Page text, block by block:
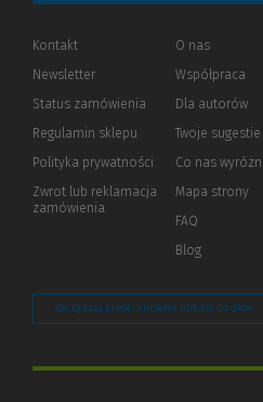
Kontakt
Newsletter
Status zamówienia
Regulamin sklepu
Polityka prywatności (Nowe
(Link
innej
Zwrot lub reklamacja
zamówienia
O nas
Współpraca
Dla autorów
Twoje sugestie
Co nas
Mapa strony
FAQ
Blog
Zarządzaj preferencjami plików cookie